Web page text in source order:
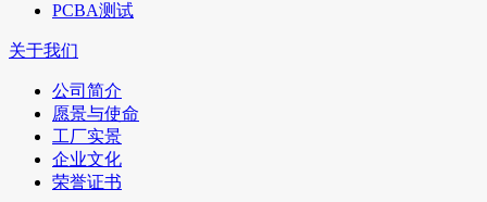
PCBA测试
关于我们
公司简介
愿景与使命
工厂实景
企业文化
荣誉证书